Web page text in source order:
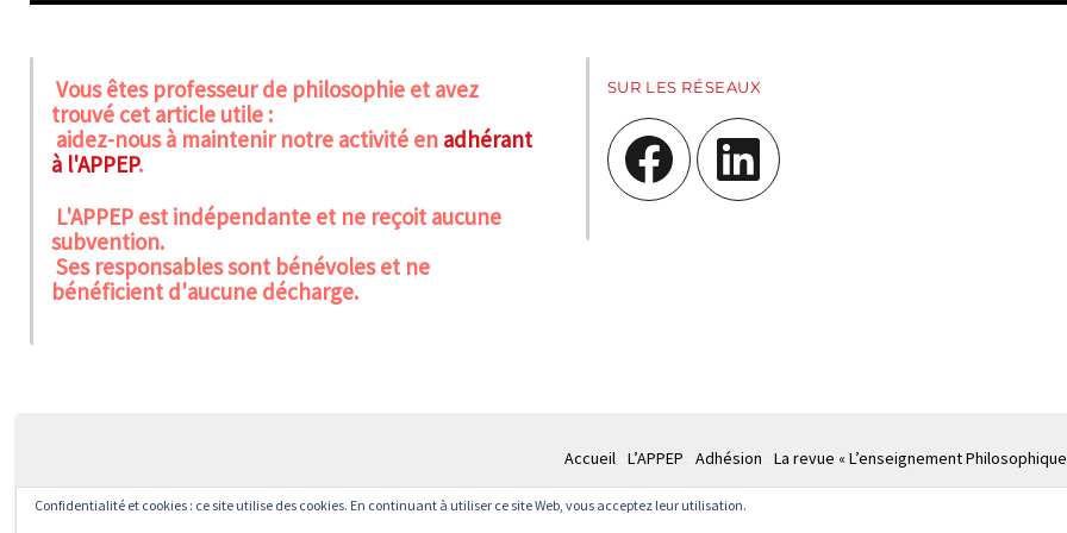
Vous êtes professeur de philosophie et avez
trouvé cet article utile :
aidez-nous à maintenir notre activité en adhérant
à l'APPEP.
L'APPEP est indépendante et ne reçoit aucune
subvention.
Ses responsables sont bénévoles et ne
bénéficient d'aucune décharge.
SUR LES RÉSEAUX
Facebook LinkedIn
Accueil L’APPEP Adhésion La revue « L’enseignement
© APPEP Mentions légales
Confidentialité et cookies : ce site utilise des cookies. En continuant à utiliser ce site Web, vous acceptez leur utilisation.